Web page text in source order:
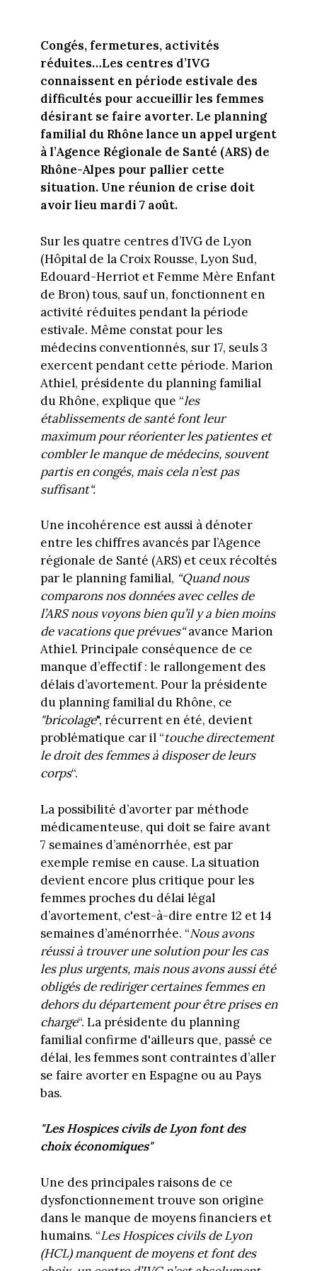
Congés, fermetures, activités
réduites…Les centres d’IVG
connaissent en période estivale des
difficultés pour accueillir les femmes
désirant se faire avorter. Le planning
familial du Rhône lance un appel urgent
à l’Agence Régionale de Santé (ARS) de
Rhône-Alpes pour pallier cette
situation. Une réunion de crise doit
avoir lieu mardi 7 août.
Sur les quatre centres d’IVG de Lyon
(Hôpital de la Croix Rousse, Lyon Sud,
Edouard-Herriot et Femme Mère Enfant
de Bron) tous, sauf un, fonctionnent en
activité réduites pendant la période
estivale. Même constat pour les
médecins conventionnés, sur 17, seuls 3
exercent pendant cette période. Marion
Athiel, présidente du planning familial
du Rhône, explique que “les
établissements de santé font leur
maximum pour réorienter les patientes et
combler le manque de médecins, souvent
partis en congés, mais cela n’est pas
suffisant“.
Une incohérence est aussi à dénoter
entre les chiffres avancés par l’Agence
régionale de Santé (ARS) et ceux récoltés
par le planning familial, “Quand nous
comparons nos données avec celles de
l’ARS nous voyons bien qu’il y a bien moins
de vacations que prévues“avance Marion
Athiel. Principale conséquence de ce
manque d’effectif : le rallongement des
délais d’avortement. Pour la présidente
du planning familial du Rhône, ce
"bricolage", récurrent en été, devient
problématique car il “touche directement
le droit des femmes à disposer de leurs
corps“.
La possibilité d’avorter par méthode
médicamenteuse, qui doit se faire avant
7 semaines d’aménorrhée, est par
exemple remise en cause. La situation
devient encore plus critique pour les
femmes proches du délai légal
d’avortement, c'est-à-dire entre 12 et 14
semaines d’aménorrhée. “Nous avons
réussi à trouver une solution pour les cas
les plus urgents, mais nous avons aussi été
obligés de rediriger certaines femmes en
dehors du département pour être prises en
charge“. La présidente du planning
familial confirme d'ailleurs que, passé ce
délai, les femmes sont contraintes d’aller
se faire avorter en Espagne ou au Pays
bas.
"Les Hospices civils de Lyon font des
choix économiques"
Une des principales raisons de ce
dysfonctionnement trouve son origine
dans le manque de moyens financiers et
humains. “Les Hospices civils de Lyon
(HCL) manquent de moyens et font des